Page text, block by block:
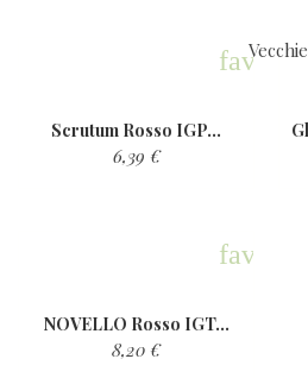
favorite
Scrutum Rosso IGP...
6,39 €
favorite
NOVELLO Rosso IGT...
8,20 €